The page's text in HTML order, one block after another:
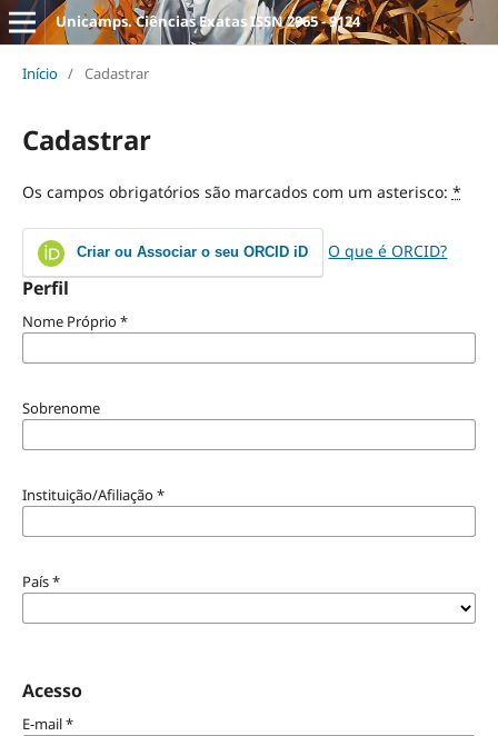
Unicamps. Ciências Exatas ISSN 2965 - 9124
Início / Cadastrar
Cadastrar
Os campos obrigatórios são marcados com um asterisco: *
Criar ou Associar o seu ORCID iD O que é ORCID?
Perfil
Nome Próprio*
Sobrenome
Instituição/Afiliação*
País*
Acesso
E-mail*